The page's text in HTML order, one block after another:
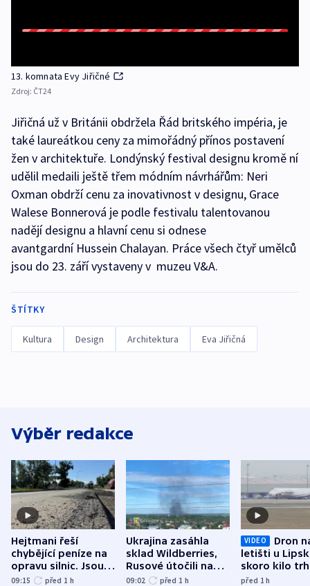
13. komnata Evy Jiřičné
Zdroj: ČT24
Jiřičná už v Británii obdržela Řád britského impéria, je
také laureátkou ceny za mimořádný přínos postavení
žen v architektuře. Londýnský festival designu kromě ní
udělil medaili ještě třem módním návrhářům: Neri
Oxman obdrží cenu za inovativnost v designu, Grace
Walese Bonnerová je podle festivalu talentovanou
nadějí designu a hlavní cenu si odnese
avantgardní Hussein Chalayan. Práce všech čtyř umělců
jsou do 23. září vystaveny v muzeu V&A.
ŠTÍTKY
Kultura Design Architektura Eva Jiřičná
Výběr redakce
Hejtmani řeší
chybějící peníze na
opravu silnic. Jsou
nenárokové, namítá
09:15 před 1 h
Ukrajina zasáhla
sklad Wildberries,
Rusové útočili na
trh, hasiče či
09:02 před 1 h
VIDEO
Dron
letišti u
skoro kilo
indicie
před 1h